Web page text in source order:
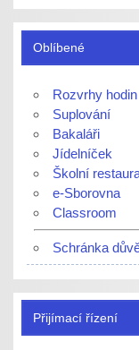
Oblíbené
Rozvrhy hodin
Suplování
Bakaláři
Jídelníček
Školní
e-Sborovna
Classroom
Schránka
Přijímací řízení